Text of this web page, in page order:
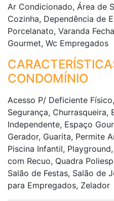
Ar Condicionado, Área de
Cozinha, Dependência de
Porcelanato, Varanda
Gourmet, Wc Empregados
CONDOMÍNIO
Acesso P/ Deficiente
Segurança, Churrasqueira,
Independente, Espaço
Gerador, Guarita, Permite
Piscina Infantil,
com Recuo, Quadra
Salão de Festas, Salão de
para Empregados, Zelador